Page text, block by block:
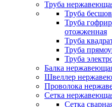
Труба
Труба
Труба
отожженная
Труба
Труба
Труба
Балка
Швеллер
Проволока
Сетка
Сетка